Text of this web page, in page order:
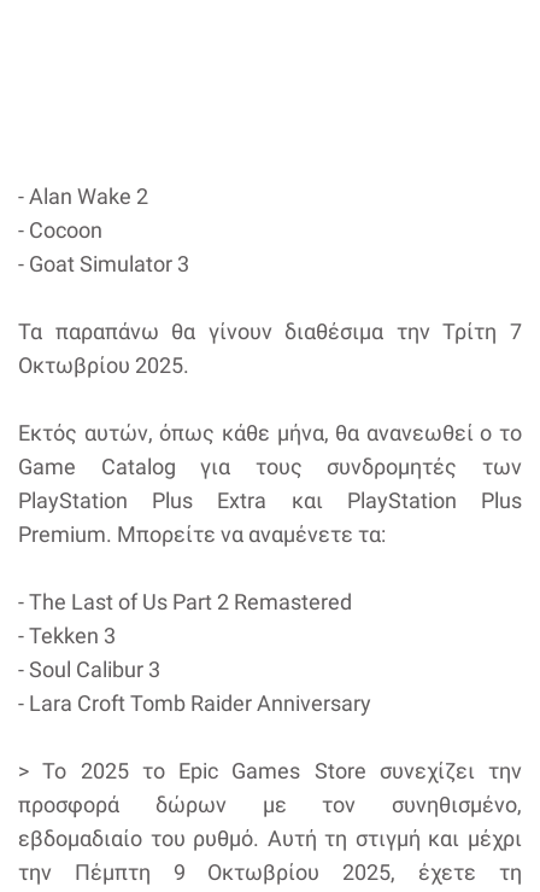
- Alan Wake 2
- Cocoon
- Goat Simulator 3
Τα παραπάνω θα γίνουν διαθέσιμα την Τρίτη 7
Οκτωβρίου 2025.
Εκτός αυτών, όπως κάθε μήνα, θα ανανεωθεί ο το
Game Catalog για τους συνδρομητές των
PlayStation Plus Extra και PlayStation Plus
Premium. Μπορείτε να αναμένετε τα:
- The Last of Us Part 2 Remastered
- Tekken 3
- Soul Calibur 3
- Lara Croft Tomb Raider Anniversary
> To 2025 το Epic Games Store συνεχίζει την
προσφορά δώρων με τον συνηθισμένο,
εβδομαδιαίο του ρυθμό. Αυτή τη στιγμή και μέχρι
την Πέμπτη 9 Οκτωβρίου 2025, έχετε τη